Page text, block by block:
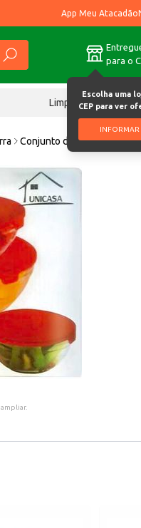
App Meu Atacadão
para o
Escolha uma
CEP para ver
INFORMAR
Limpeza
Conjunto de Pote Unicasa